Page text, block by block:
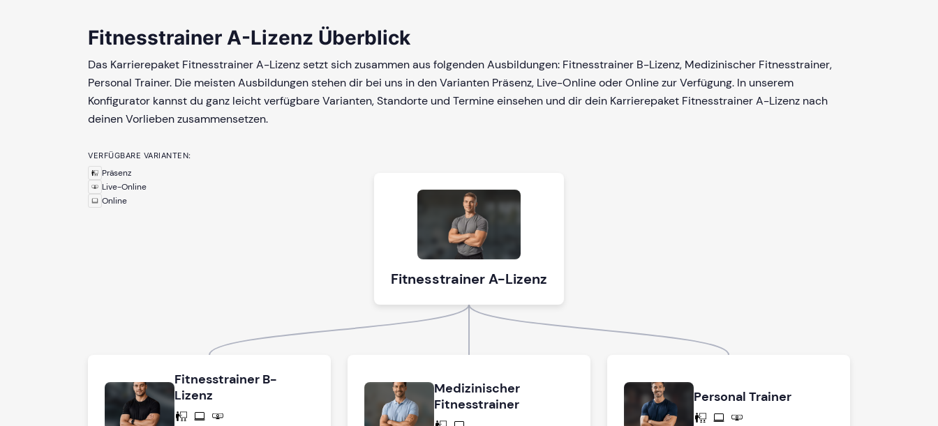
Fitnesstrainer A-Lizenz Überblick
Das Karrierepaket Fitnesstrainer A-Lizenz setzt sich zusammen aus folgenden Ausbildungen: Fitnesstrainer B-Lizenz, Medizinischer Fitnesstrainer,
Personal Trainer. Die meisten Ausbildungen stehen dir bei uns in den Varianten Präsenz, Live-Online oder Online zur Verfügung. In unserem
Konfigurator kannst du ganz leicht verfügbare Varianten, Standorte und Termine einsehen und dir dein Karrierepaket Fitnesstrainer A-Lizenz nach
deinen Vorlieben zusammensetzen.
VERFÜGBARE VARIANTEN:
Präsenz
Live-Online
Online
Fitnesstrainer A-Lizenz
Fitnesstrainer B-
Lizenz
Medizinischer
Fitnesstrainer
Personal Trainer